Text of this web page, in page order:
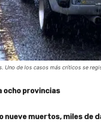
de los casos más críticos se
ocho provincias
nueve muertos, miles de